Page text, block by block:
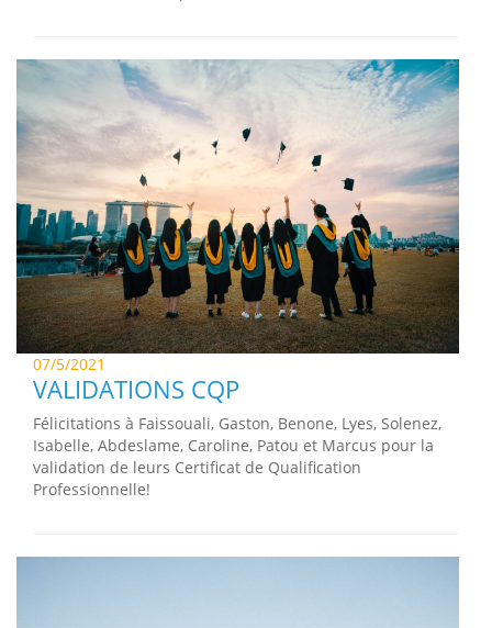
07/5/2021
VALIDATIONS CQP
Félicitations à Faissouali, Gaston, Benone, Lyes, Solenez,
Isabelle, Abdeslame, Caroline, Patou et Marcus pour la
validation de leurs Certificat de Qualification
Professionnelle!